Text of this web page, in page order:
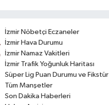
İzmir Nöbetçi Eczaneler
İzmir Hava Durumu
İzmir Namaz Vakitleri
İzmir Trafik Yoğunluk Haritası
Süper Lig Puan Durumu ve Fikstür
Tüm Manşetler
Son Dakika Haberleri